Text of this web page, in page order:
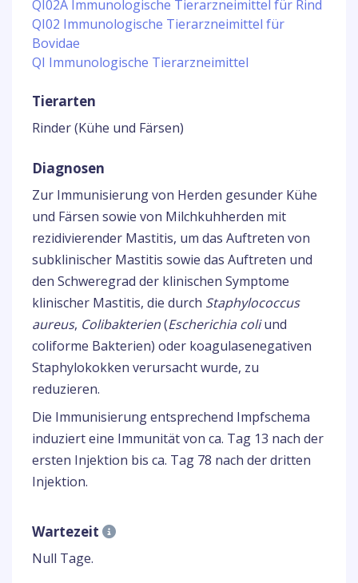
QI02A Immunologische Tierarzneimittel für Rind
QI02 Immunologische Tierarzneimittel für
Bovidae
QI Immunologische Tierarzneimittel
Tierarten
Rinder (Kühe und Färsen)
Diagnosen
Zur Immunisierung von Herden gesunder Kühe
und Färsen sowie von Milchkuhherden mit
rezidivierender Mastitis, um das Auftreten von
subklinischer Mastitis sowie das Auftreten und
den Schweregrad der klinischen Symptome
klinischer Mastitis, die durch Staphylococcus
aureus, Colibakterien(Escherichia coliund
coliforme Bakterien) oder koagulasenegativen
Staphylokokken verursacht wurde, zu
reduzieren.
Die Immunisierung entsprechend Impfschema
induziert eine Immunität von ca. Tag 13 nach der
ersten Injektion bis ca. Tag 78 nach der dritten
Injektion.
Wartezeit
Null Tage.